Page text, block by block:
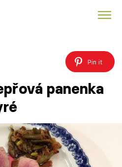
Pin it
panenka